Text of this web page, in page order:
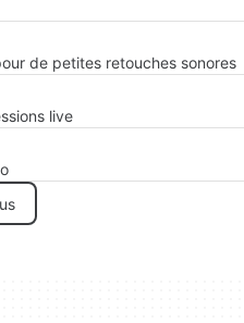
de petites retouches sonores
live